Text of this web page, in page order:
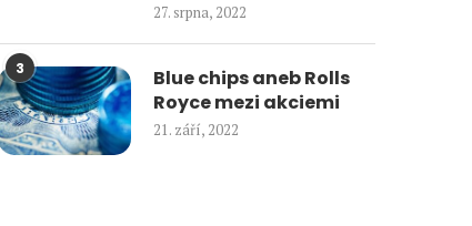
27. srpna, 2022
3
Blue chips aneb Rolls
Royce mezi akciemi
21. září, 2022